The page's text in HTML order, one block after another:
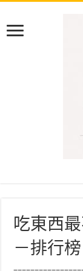
吃東西
－排行榜